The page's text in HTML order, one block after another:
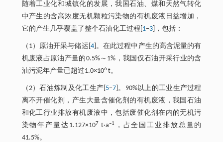
随着工业化和城镇化的发展，我国石油、煤和天然气转化
中产生的含高浓度无机颗粒污染物的有机废液日益增加，
它的产生几乎覆盖了整个石油化工过程[ 1−3]，包括：
（1）原油开采与储运[ 4]。在此过程中产生的高含泥量的有
机废液占原油产量的0.5%～1%，我国仅石油开采行业的含
油污泥年产量已超过1.0×106t。
（2）石油炼制及化工生产[ 5−7 ]。90%以上的工业生产过程
离不开催化剂，产生大量含催化剂的有机废液，我国石油
和化工行业排放有机废液中，包括废催化剂在内的无机污
染物年产量达1.127×107 t·a–1
，占全国工业排放总量的
41.5%。